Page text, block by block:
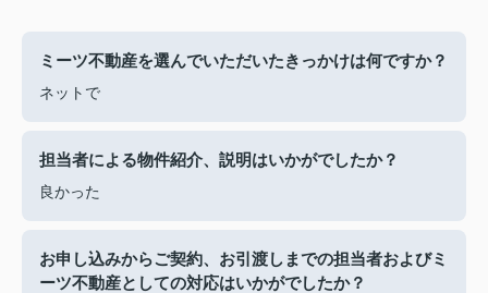
ミーツ不動産を選んでいただいたきっかけは何ですか？
ネットで
担当者による物件紹介、説明はいかがでしたか？
良かった
お申し込みからご契約、お引渡しまでの担当者およびミ
ーツ不動産としての対応はいかがでしたか？